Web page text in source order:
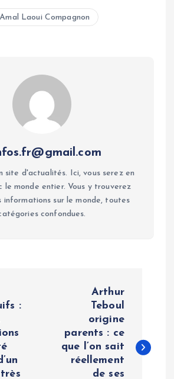
Amal Laoui Compagnon
site d'actualités. Ici, vous serez en
le monde entier. Vous y trouverez
informations sur le monde, toutes
confondues.
:
Arthur
Teboul
origine
parents : ce
que l’on sait
réellement
de ses